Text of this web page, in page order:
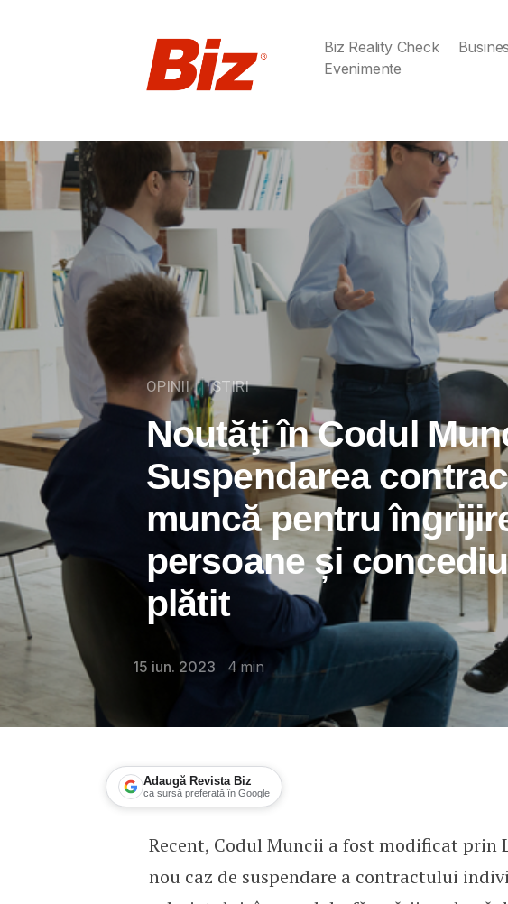
Biz Reality Check
Evenimente
OPINII STIRI
Noutăţi în Codul
Suspendarea
muncă pentru
persoane și
plătit
15 iun. 2023 4 min
Adaugă Revista Biz
ca sursă preferată în Google
Noutăţi în Codul Muncii:
Recent, Codul Muncii a fost modificat prin
nou caz de suspendare a contractului